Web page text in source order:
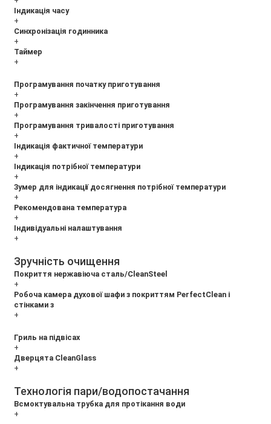
Індикація часу
+
Синхронізація годинника
+
Таймер
+
Програмування початку приготування
+
Програмування закінчення приготування
+
Програмування тривалості приготування
+
Індикація фактичної температури
+
Індикація потрібної температури
+
Зумер для індикації досягнення потрібної температури
+
Рекомендована температура
+
Індивідуальні налаштування
+
Зручність очищення
Покриття нержавіюча сталь/CleanSteel
+
Робоча камера духової шафи з покриттям PerfectClean і
стінками з
+
Гриль на підвісах
+
Дверцята CleanGlass
+
Технологія пари/водопостачання
Всмоктувальна трубка для протікання води
+